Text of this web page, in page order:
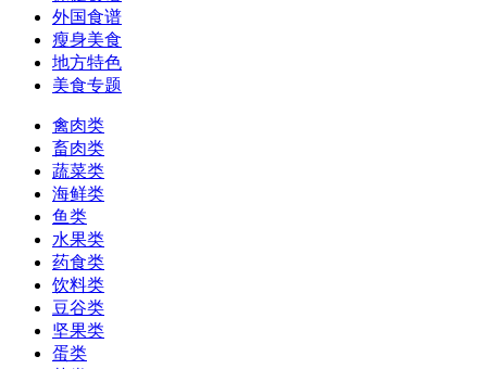
外国食谱
瘦身美食
地方特色
美食专题
禽肉类
畜肉类
蔬菜类
海鲜类
鱼类
水果类
药食类
饮料类
豆谷类
坚果类
蛋类